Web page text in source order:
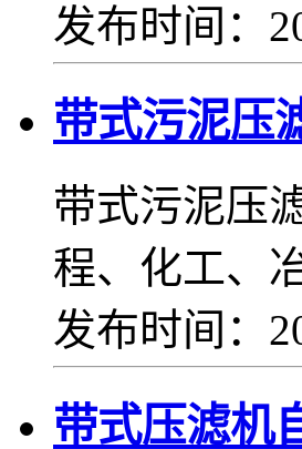
发布时间：
带式污泥压
带式污泥压
程、化工、
发布时间：
带式压滤机